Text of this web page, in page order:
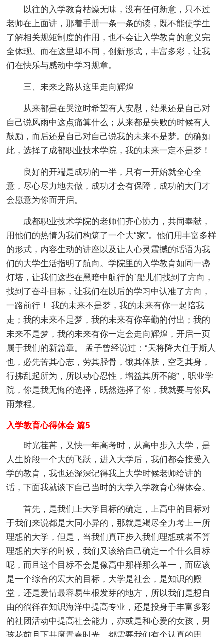
以往的入学教育枯燥无味，没有任何新意，只不过
老师在上面讲，那着手册一条一条的读，既不能使学生
了解相关规矩制度的作用，也不会让入学教育的意义完
全体现。而在这里却不同，创新形式，丰富多彩，让我
们在快乐与感动中学习规章。
三、未来之路从这里走向辉煌
从来都是在哭泣时希望有人安慰，结果还是自己对
自己说风雨中这点痛算什么；从来都是失败的时候有人
鼓励，而后还是自己对自己说我的未来不是梦。的确如
此，选择了成都职业技术学院，我的未来一定不是梦！
良好的开端是成功的一半，只有一开始就全心全
意，尽心尽力地去做，成功才会有保障，成功的大门才
会愿意为你而开启。
成都职业技术学院的老师们齐心协力，共同奉献，
用他们的热情为我们构筑了一个大“家”。他们用丰富多样
的形式，内容生动的讲座以及让人心灵震撼的话语为我
们的大学生活指明了航向。学院里的入学教育如同一盏
灯塔，让我们这些在黑暗中航行的`船儿们找到了方向，
找到了奋斗目标，让我们在以后的学习中认准了方向，
一路前行！ 我的未来不是梦，我的未来有你一起陪我
走；我的未来不是梦，我的未来有你辛勤的付出；我的
未来不是梦，我的未来有你一定会走向辉煌，开启一页
属于我们的新篇章。 孟子曾经说过：“天将降大任于斯人
也，必先苦其心志，劳其胫骨，饿其体肤，空乏其身，
行拂乱起所为，所以动心忍性，增益其所不能”，职业学
院，你是我无悔的选择，既然选择了你，我就要与你风
雨兼程。
入学教育心得体会 篇5
时光荏苒，又快一年高考时，从高中步入大学，是
人生阶段一个大的飞跃，进入大学后，我们都会接受入
学的教育，我也还深深记得我上大学时候老师给讲的
话，下面我就谈下自己当时的大学入学教育心得体会。
首先，是我们上大学目标的确定，上高中的目标对
于我们来说都是大同小异的，那就是竭尽全力考上一所
理想的大学，但是，当我们真正步入我们理想或者不算
理想的大学的时候，我们又该给自己确定一个什么目标
呢，而且这个目标不会是像高中那样那么单一，而应该
是一个综合的宏大的目标，大学是社会，是知识的殿
堂，还是爱情最容易生根发芽的地方，所以我们是想自
由的徜徉在知识海洋中提高专业，还是投身于丰富多彩
的社团活动中提高社会能力，亦或是和心爱的女孩，男